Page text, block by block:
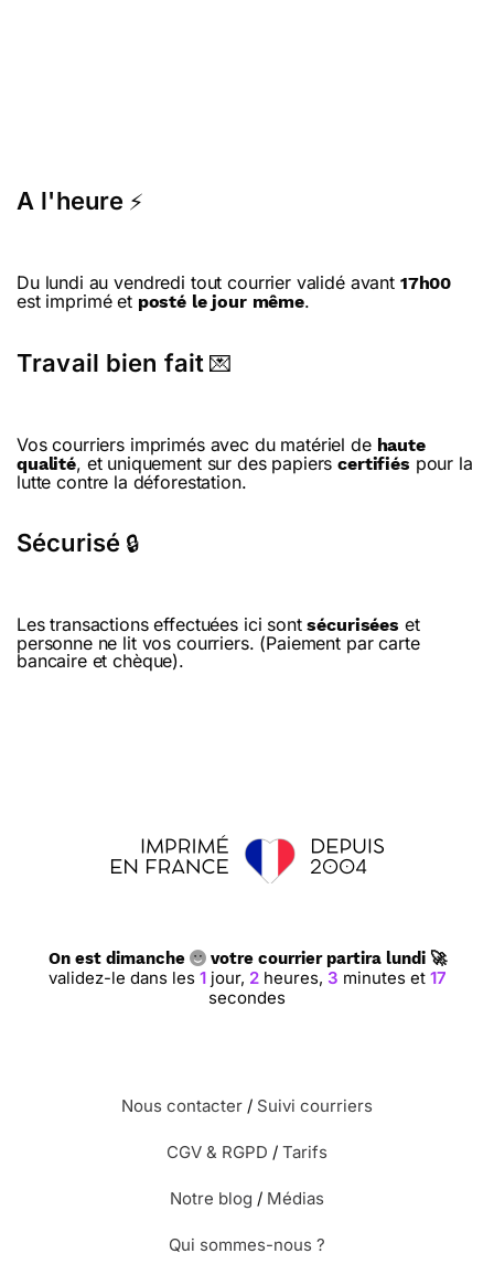
A l'heure ⚡
Du lundi au vendredi tout courrier validé avant 17h00
est imprimé et posté le jour même.
Travail bien fait 💌
Vos courriers imprimés avec du matériel de haute
qualité, et uniquement sur des papierscertifiés pour la
lutte contre la déforestation.
Sécurisé 🔒
Les transactions effectuées ici sontsécurisées et
personne ne lit vos courriers. (Paiement par carte
bancaire et chèque).
On est dimanche votre courrier partira lundi 🚀
validez-le dans les 1jour, 2heures, 3 minutes et 16
secondes
Nous contacter / Suivi courriers
CGV & RGPD / Tarifs
Notre blog / Médias
Qui sommes-nous ?